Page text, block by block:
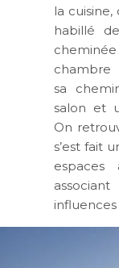
la
habillé
sa
salon et
On
s’est fait